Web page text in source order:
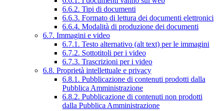
6.6.2. Tipi di documenti
6.6.3. Formato di lettura dei documenti elettronici
6.6.4. Modalità di produzione dei documenti
6.7. Immagini e video
6.7.1. Testo alternativo (alt text) per le immagini
6.7.2. Sottotitoli per i video
6.7.3. Trascrizioni per i video
6.8. Proprietà intellettuale e privacy
6.8.1. Pubblicazione di contenuti prodotti dalla
Pubblica Amministrazione
6.8.2. Pubblicazione di contenuti non prodotti
dalla Pubblica Amministrazione